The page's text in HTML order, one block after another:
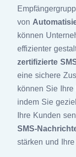
von
können
effizienter
zertifizierte
eine sichere
können Sie Ihre
indem Sie
Ihre Kunden
SMS-
stärken und